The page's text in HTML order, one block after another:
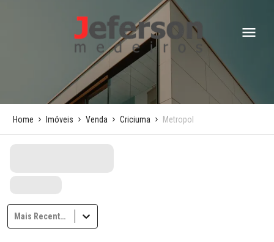
Home Imóveis Venda Criciuma Metropol
Mais Recentes